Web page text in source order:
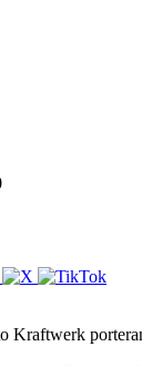
Kraftwerk